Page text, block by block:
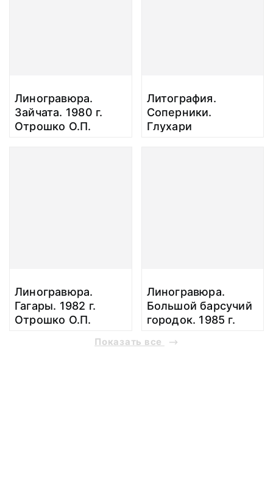
Линогравюра.
Зайчата. 1980 г.
Отрошко О.П.
Литография.
Соперники.
Глухари
Линогравюра.
Гагары. 1982 г.
Отрошко О.П.
Линогравюра.
Большой барсучий
городок. 1985 г.
Показать все